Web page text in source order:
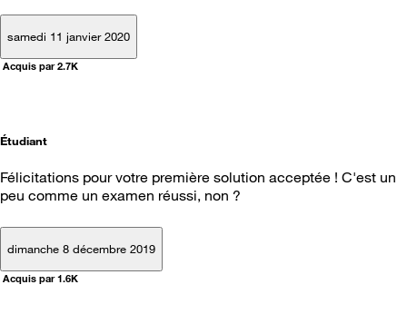
samedi 11 janvier 2020
Acquis par 2.7K
Étudiant
Félicitations pour votre première solution acceptée ! C'est un
peu comme un examen réussi, non ?
dimanche 8 décembre 2019
Acquis par 1.6K